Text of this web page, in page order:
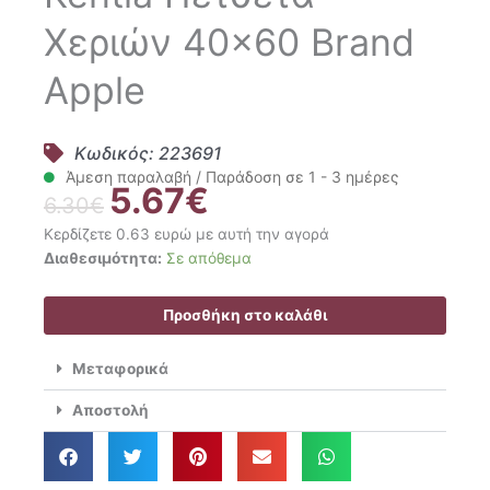
Χεριών 40×60 Brand
Apple
Κωδικός: 223691
Άμεση παραλαβή / Παράδοση σε 1 - 3 ημέρες
6.30€ Original
price
was:
6.30€.
5.67€
τρέχουσα
τιμή
είναι:
5.67€.
Κερδίζετε 0.63 ευρώ με αυτή την αγορά
Διαθεσιμότητα: Σε απόθεμα
Kentia
40x60
Apple
ποσότητα
Προσθήκη στο καλάθι
Μεταφορικά
Αποστολή